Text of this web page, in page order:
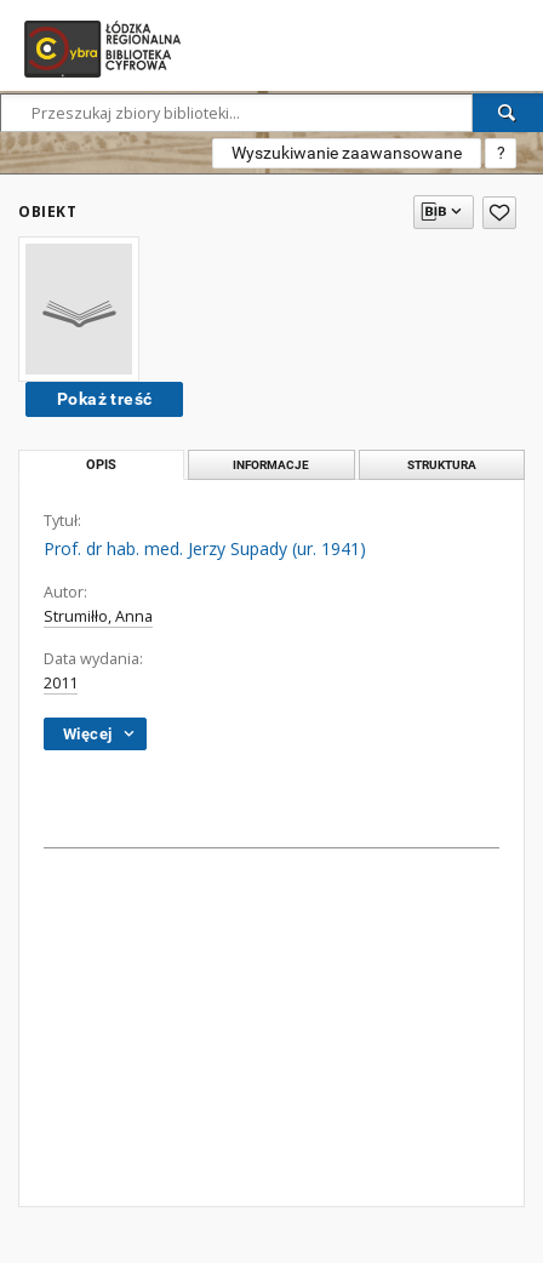
Wyszukiwanie zaawansowane ?
OBIEKT
Pokaż treść
OPIS INFORMACJE STRUKTURA
Tytuł:
Prof. dr hab. med. Jerzy Supady (ur. 1941)
Autor:
Strumiłło, Anna
Data wydania:
2011
Więcej